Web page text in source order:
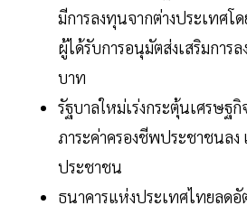
มีการลงทุนจากต่างประเทศโ
ผู้ได้รับการอนุมัตส่งเสริมการ
บาท
รัฐบาลใหม่เร่งกระตุ้นเศรษฐ
ภาระค่าครองชีพประชาชนลง
ประชาชน
ธนาคารแห่งประเทศไทยลดอั